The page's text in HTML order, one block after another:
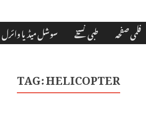
فلمی صفحہ طبی نسخے سوشل میڈیا وائرل
TAG:HELICOPTER